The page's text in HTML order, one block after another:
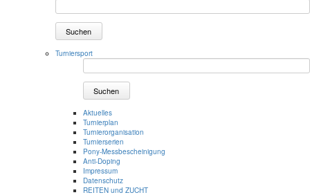
Suchen
Turniersport
Suchen
Aktuelles
Turnierplan
Turnierorganisation
Turnierserien
Pony-Messbescheinigung
Anti-Doping
Impressum
Datenschutz
REITEN und ZUCHT